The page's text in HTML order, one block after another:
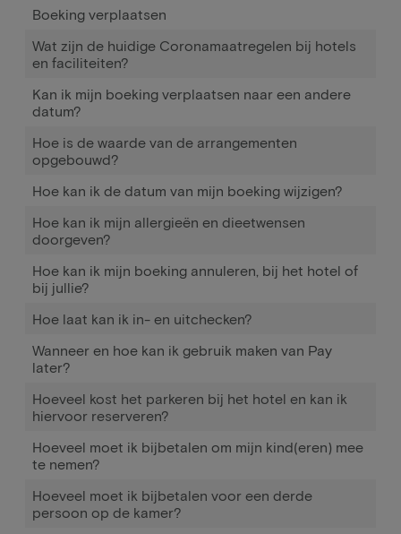
Boeking verplaatsen
Wat zijn de huidige Coronamaatregelen bij hotels
en faciliteiten?
Kan ik mijn boeking verplaatsen naar een andere
datum?
Hoe is de waarde van de arrangementen
opgebouwd?
Hoe kan ik de datum van mijn boeking wijzigen?
Hoe kan ik mijn allergieën en dieetwensen
doorgeven?
Hoe kan ik mijn boeking annuleren, bij het hotel of
bij jullie?
Hoe laat kan ik in- en uitchecken?
Wanneer en hoe kan ik gebruik maken van Pay
later?
Hoeveel kost het parkeren bij het hotel en kan ik
hiervoor reserveren?
Hoeveel moet ik bijbetalen om mijn kind(eren) mee
te nemen?
Hoeveel moet ik bijbetalen voor een derde
persoon op de kamer?